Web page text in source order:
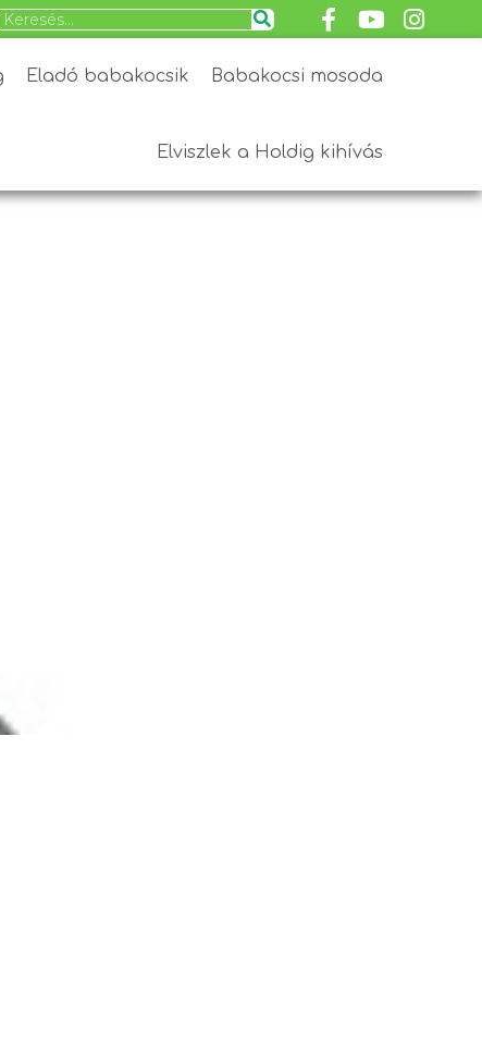
Eladó babakocsik Babakocsi mosoda
Elviszlek a Holdig kihívás